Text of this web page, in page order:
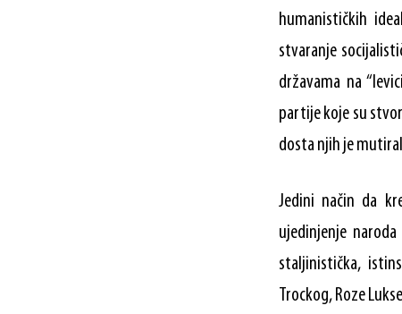
humanističkih
stvaranje
državama na
partije koje su
dosta njih je
Jedini način da
ujedinjenje
staljinistička,
Trockog, Roze